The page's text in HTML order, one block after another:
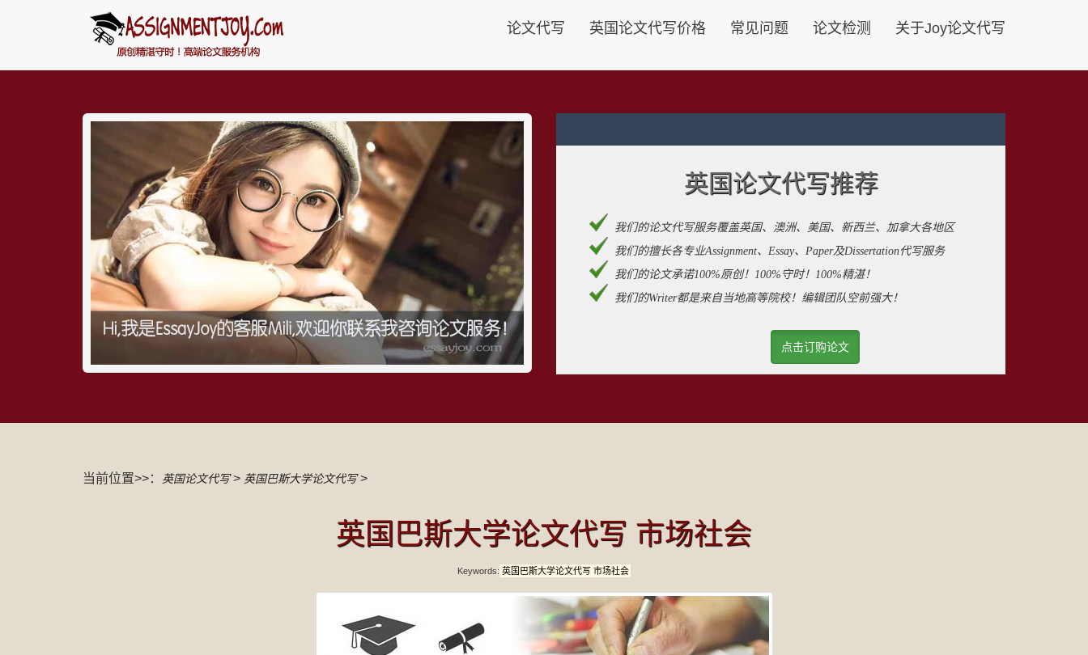
论文代写 英国论文代写价格 常见问题 论文检测 关于Joy论文代写
英国论文代写推荐
我们的论文代写服务覆盖英国、澳洲、美国、新西兰、加拿大各地区
我们的擅长各专业Assignment、Essay、Paper及Dissertation代写服务
我们的论文承诺100%原创！100%守时！100%精湛！
我们的Writer都是来自当地高等院校！编辑团队空前强大！
点击订购论文
当前位置>>： 英国论文代写> 英国巴斯大学论文代写>
英国巴斯大学论文代写 市场社会
Keywords: 英国巴斯大学论文代写 市场社会